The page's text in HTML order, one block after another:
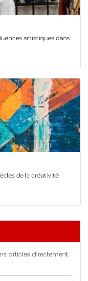
artistiques dans
de la créativité
articles directement